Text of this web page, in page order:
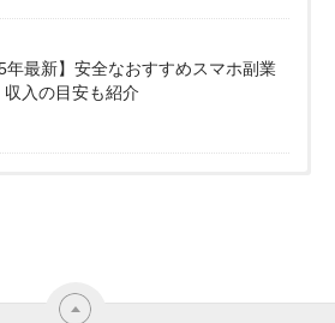
年最新】安全なおすすめスマホ副業
収入の目安も紹介